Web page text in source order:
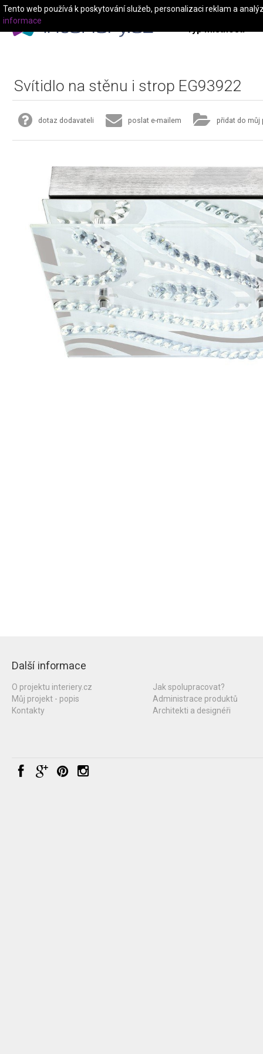
Typ místnosti
Svítidlo na stěnu i strop EG93922
dotaz dodavateli poslat e-mailem přidat do můj
Další informace
O projektu interiery.cz
Můj projekt - popis
Kontakty
Jak spolupracovat?
Administrace produktů
Architekti a designéři
Tento web používá k poskytování služeb, personalizaci reklam a
informace